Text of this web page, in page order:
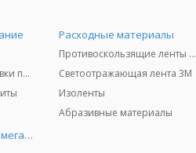
Кронштейны и подставки под огнетушители
Расходные материалы
Противоскользящие ленты 3М
Светоотражающая лента 3M
Изоленты
Абразивные материалы
Громкоговорители и мегафоны